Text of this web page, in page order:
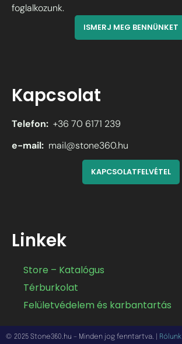
foglalkozunk.
ISMERJ MEG BENNÜNKET
Kapcsolat
Telefon: +36 70 6171 239
e-mail: mail@stone360.hu
KAPCSOLATFELVÉTEL
Linkek
Store – Katalógus
Térburkolat
Felületvédelem és karbantartás
© 2025 Stone360.hu – Minden jog fenntartva. | Rólunk